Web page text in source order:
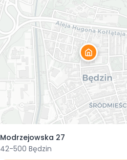
Modrzejowska 27
42-500 Będzin